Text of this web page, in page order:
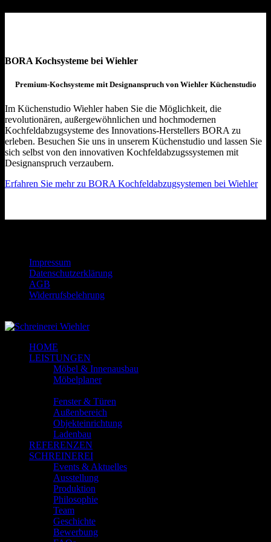
BORA Kochsysteme bei Wiehler
Premium-Kochsysteme mit Designanspruch von Wiehler Küchenstudio
Im Küchenstudio Wiehler haben Sie die Möglichkeit, die
revolutionären, außergewöhnlichen und hochmodernen
Kochfeldabzugsysteme des Innovations-Herstellers BORA zu
erleben. Besuchen Sie uns in unserem Küchenstudio und lassen Sie
sich selbst von den innovativen Kochfeldabzugssystemen mit
Designanspruch verzaubern.
Erfahren Sie mehr zu BORA Kochfeldabzugsystemen bei Wiehler
Impressum
Datenschutzerklärung
AGB
Widerrufsbelehrung
HOME
LEISTUNGEN
Möbel & Innenausbau
Möbelplaner
Fenster & Türen
Außenbereich
Objekteinrichtung
Ladenbau
REFERENZEN
SCHREINEREI
Events & Aktuelles
Ausstellung
Produktion
Philosophie
Team
Geschichte
Bewerbung